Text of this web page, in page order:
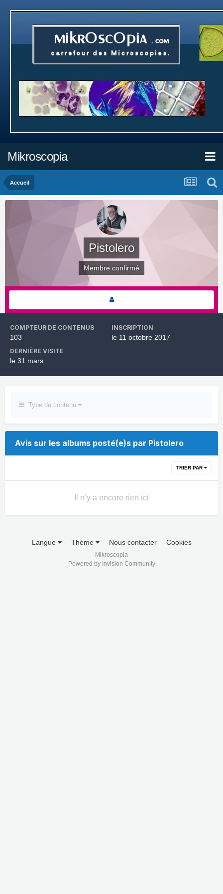
Mikroscopia
Accueil
Pistolero
Membre confirmé
COMPTEUR DE CONTENUS
103
INSCRIPTION
le 11 octobre 2017
DERNIÈRE VISITE
le 31 mars
Type de contenu
Avis sur les albums posté(e)s par Pistolero
TRIER PAR
Il n’y a encore rien ici
Langue Thème Nous contacter Cookies
Mikroscopia
Powered by Invision Community